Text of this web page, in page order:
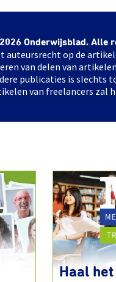
Onderwijsblad. Alle
auteursrecht op de
van delen van
publicaties is slechts
van freelancers zal
Haal